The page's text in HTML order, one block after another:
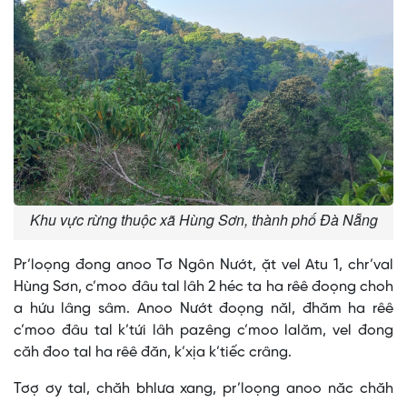
Khu vực rừng thuộc xã Hùng Sơn, thành phố Đà Nẵng
Pr’loọng đong anoo Tơ Ngôn Nướt, ặt vel Atu 1, chr’val
Hùng Sơn, c’moo đâu tal lâh 2 héc ta ha rêê đoọng choh
a hứu lâng sâm. Anoo Nướt đoọng năl, đhăm ha rêê
c’moo đâu tal k’tứi lâh pazêng c’moo lalăm, vel đong
căh đoo tal ha rêê đăn, k’xịa k’tiếc crâng.
Tơợ ơy tal, chăh bhlưa xang, pr’loọng anoo năc chăh